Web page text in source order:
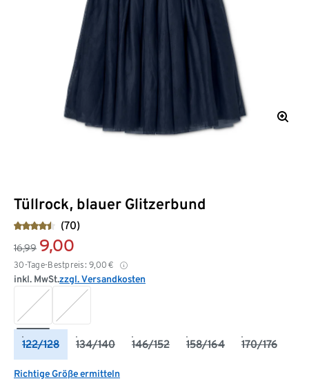
Tüllrock, blauer Glitzerbund
(70)
16,99 9,00
30-Tage-Bestpreis: 9,00 €
inkl. MwSt.zzgl. Versandkosten
122/128 134/140 146/152 158/164 170/176
Richtige Größe ermitteln